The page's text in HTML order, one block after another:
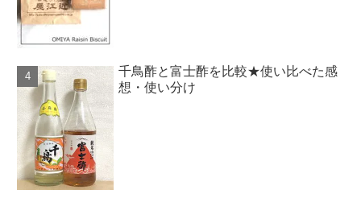
千鳥酢と富士酢を比較★使い比べた感
想・使い分け